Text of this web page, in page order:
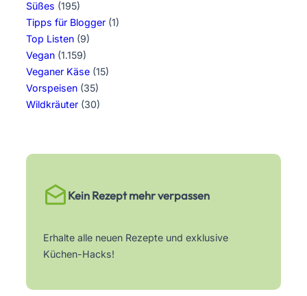
Süßes (195)
Tipps für Blogger (1)
Top Listen (9)
Vegan (1.159)
Veganer Käse (15)
Vorspeisen (35)
Wildkräuter (30)
Kein Rezept mehr verpassen
Erhalte alle neuen Rezepte und exklusive
Küchen-Hacks!